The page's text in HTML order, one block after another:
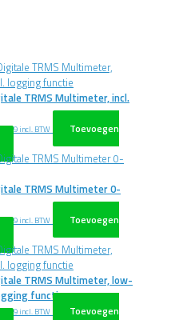
TRMS Multimeter, incl.
incl. BTW
Toevoegen
TRMS Multimeter 0-
incl. BTW
Toevoegen
TRMS Multimeter, low-
functie
incl. BTW
Toevoegen